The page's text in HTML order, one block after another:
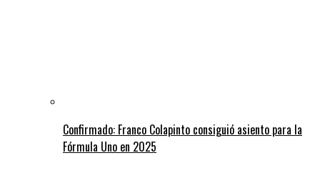
Confirmado: Franco Colapinto consiguió asiento para la
Fórmula Uno en 2025